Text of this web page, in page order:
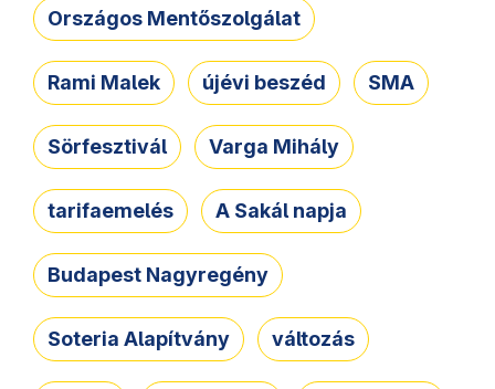
Országos Mentőszolgálat
Rami Malek újévi beszéd SMA
Sörfesztivál Varga Mihály
tarifaemelés A Sakál napja
Budapest Nagyregény
Soteria Alapítvány változás